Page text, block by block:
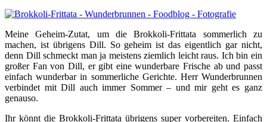
Meine Geheim-Zutat, um die Brokkoli-Frittata sommerlich zu
machen, ist übrigens Dill. So geheim ist das eigentlich gar nicht,
denn Dill schmeckt man ja meistens ziemlich leicht raus. Ich bin ein
großer Fan von Dill, er gibt eine wunderbare Frische ab und passt
einfach wunderbar in sommerliche Gerichte. Herr Wunderbrunnen
verbindet mit Dill auch immer Sommer – und mir geht es ganz
genauso.
Ihr könnt die Brokkoli-Frittata übrigens super vorbereiten. Einfach